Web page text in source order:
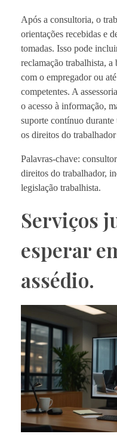
Após a consultoria, o
orientações recebidas e
tomadas. Isso pode
reclamação trabalhista,
com o empregador ou
competentes. A
o acesso à informação,
suporte contínuo
os direitos do
Palavras-chave:
direitos do trabalhador,
legislação trabalhista.
Serviços
esperar
assédio.